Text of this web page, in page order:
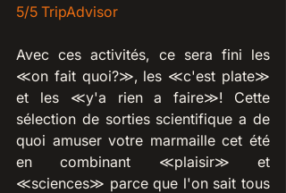
5/5 TripAdvisor
Avec ces activités, ce sera fini les
≪on fait quoi?≫, les ≪c'est plate≫
et les ≪y'a rien a faire≫! Cette
sélection de sorties scientifique a de
quoi amuser votre marmaille cet été
en combinant ≪plaisir≫ et
≪sciences≫ parce que l'on sait tous